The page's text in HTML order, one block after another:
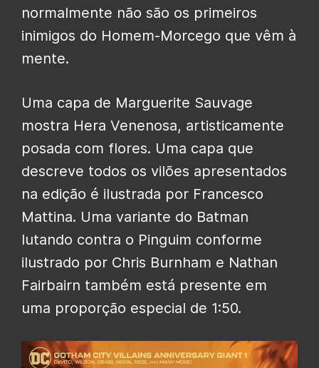
normalmente não são os primeiros
inimigos do Homem-Morcego que vêm à
mente.
Uma capa de Marguerite Sauvage
mostra Hera Venenosa, artisticamente
posada com flores. Uma capa que
descreve todos os vilões apresentados
na edição é ilustrada por Francesco
Mattina. Uma variante do Batman
lutando contra o Pinguim conforme
ilustrado por Chris Burnham e Nathan
Fairbairn também está presente em
uma proporção especial de 1:50.